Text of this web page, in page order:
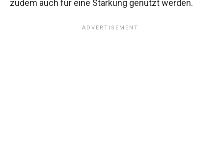
zudem auch für eine Stärkung genutzt werden.